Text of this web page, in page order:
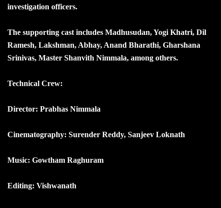
investigation officers.
The supporting cast includes Madhusudan, Yogi Khatri, Dil
Ramesh, Lakshman, Abhay, Anand Bharathi, Gharshana
Srinivas, Master Shanvith Nimmala, among others.
Technical Crew:
Director: Prabhas Nimmala
Cinematography: Surender Reddy, Sanjeev Loknath
Music: Gowtham Raghuram
Editing: Vishwanath